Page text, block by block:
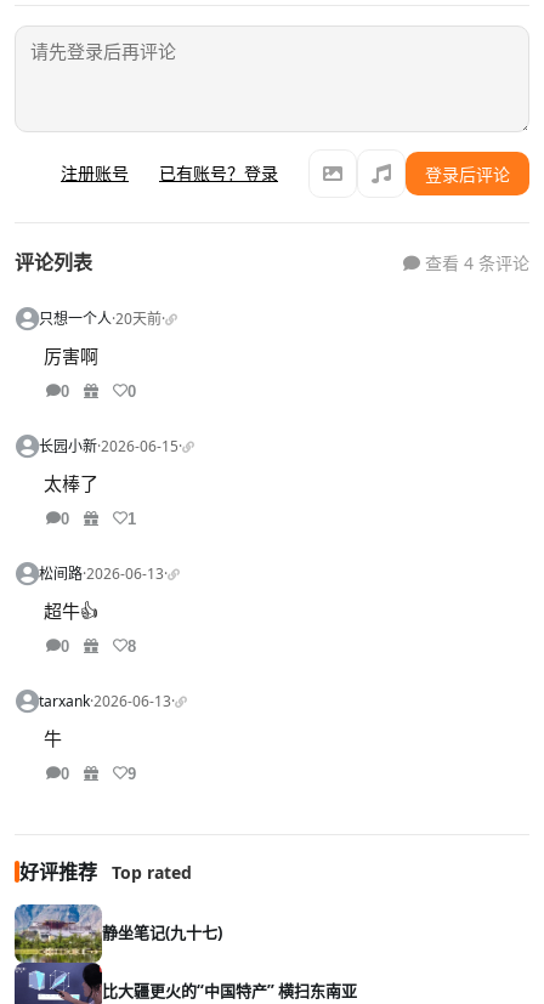
注册账号 已有账号？登录 登录后评论
评论列表 查看 4 条评论
只想一个人·20天前·
厉害啊
0 0
长园小新·2026-06-15·
太棒了
0 1
松间路·2026-06-13·
超牛👍
0 8
tarxank·2026-06-13·
牛
0 9
好评推荐 Top rated
静坐笔记(九十七)
比大疆更火的“中国特产” 横扫东南亚